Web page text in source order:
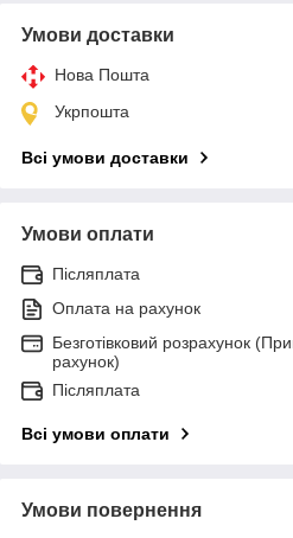
Умови доставки
Нова Пошта
Укрпошта
Всі умови доставки
Умови оплати
Післяплата
Оплата на рахунок
Безготівковий розрахунок
рахунок)
Післяплата
Всі умови оплати
Умови повернення